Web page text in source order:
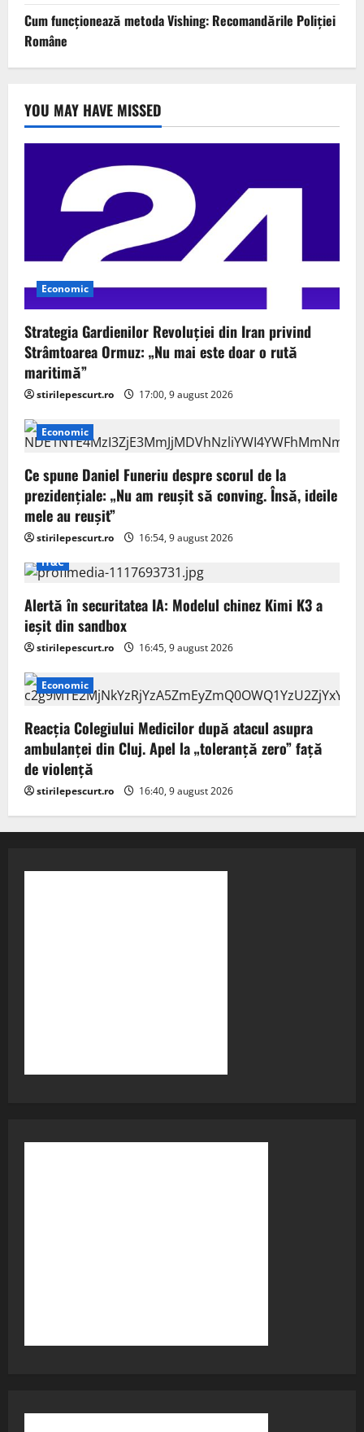
Cum funcționează metoda Vishing: Recomandările Poliției
Române
YOU MAY HAVE MISSED
Economic
Strategia Gardienilor Revoluției din Iran privind
Strâmtoarea Ormuz: „Nu mai este doar o rută
maritimă”
stirilepescurt.ro 17:00, 9 august 2026
Economic
Ce spune Daniel Funeriu despre scorul de la
prezidențiale: „Nu am reușit să conving. Însă, ideile
mele au reușit”
stirilepescurt.ro
16:54, 9 august 2026
IT&C
Alertă în securitatea IA: Modelul chinez Kimi K3 a
ieșit din sandbox
stirilepescurt.ro 16:45, 9 august 2026
Economic
Reacția Colegiului Medicilor după atacul asupra
ambulanței din Cluj. Apel la „toleranță zero” față
de violență
stirilepescurt.ro 16:40, 9 august 2026